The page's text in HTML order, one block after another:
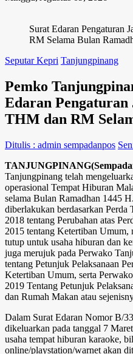
Surat Edaran Pengaturan
RM Selama Bulan
Seputar Kepri Tanjungpinang
Pemko
Edaran Pengaturan
THM dan RM
Ditulis : admin sempadanpos
Tanjungpinang telah
operasional Tempat Hiburan
selama Bulan Ramadhan 1445
diberlakukan berdasarkan
2018 tentang Perubahan atas
2015 tentang Ketertiban Umum,
tutup untuk usaha hiburan dan
juga merujuk pada Perwako
tentang Petunjuk Pelaksanaan
Ketertiban Umum, serta
2019 Tentang Petunjuk
dan Rumah Makan atau
Dalam Surat Edaran Nomor B/
dikeluarkan pada tanggal 7
usaha tempat hiburan karaoke,
online/playstation/warnet akan